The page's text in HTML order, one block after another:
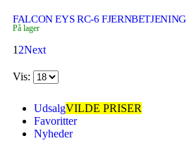
FALCON EYS RC-6 FJERNBETJENING
På lager
12Next
Vis:
UdsalgVILDE PRISER
Favoritter
Nyheder